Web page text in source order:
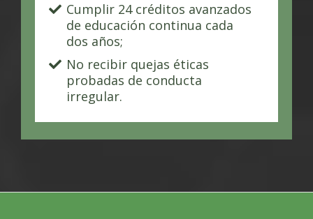
Cumplir 24 créditos avanzados
de educación continua cada
dos años;
No recibir quejas éticas
probadas de conducta
irregular.